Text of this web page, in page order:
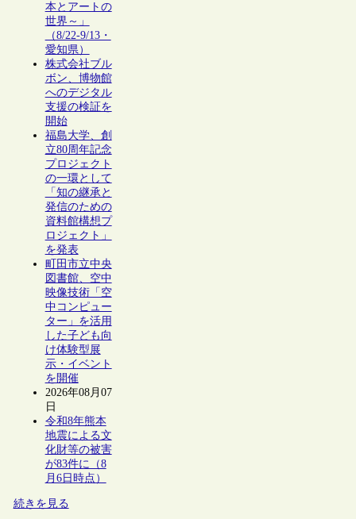
本とアートの
世界～」
（8/22-9/13・
愛知県）
株式会社ブル
ボン、博物館
へのデジタル
支援の検証を
開始
福島大学、創
立80周年記念
プロジェクト
の一環として
「知の継承と
発信のための
資料館構想プ
ロジェクト」
を発表
町田市立中央
図書館、空中
映像技術「空
中コンピュー
ター」を活用
した子ども向
け体験型展
示・イベント
を開催
2026年08月07
日
令和8年熊本
地震による文
化財等の被害
が83件に（8
月6日時点）
続きを見る